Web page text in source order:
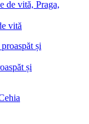
vită
și